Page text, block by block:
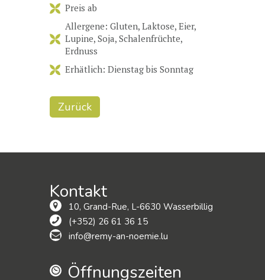
Zurück
Preis ab
Allergene: Gluten, Laktose, Eier,
Lupine, Soja, Schalenfrüchte,
Erdnuss
Erhätlich: Dienstag bis Sonntag
Kontakt
10, Grand-Rue, L-6630 Wasserbillig
(+352) 26 61 36 15
info@remy-an-noemie.lu
Öffnungszeiten